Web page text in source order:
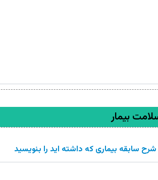
بیمار
شرح سابقه بیماری که داشته اید را بنویسید